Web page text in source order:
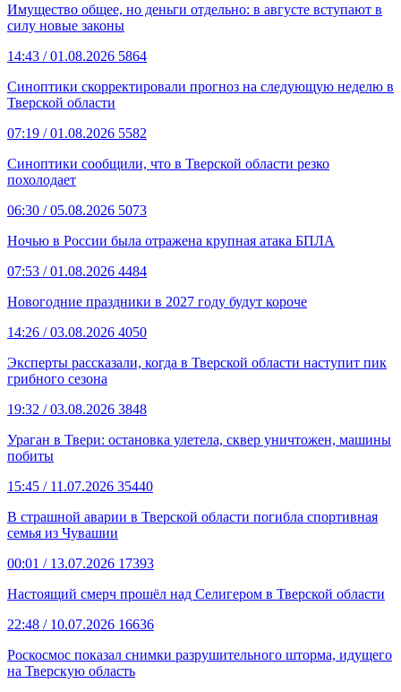
Имущество общее, но деньги отдельно: в августе вступают в
силу новые законы
14:43 / 01.08.2026 5864
Синоптики скорректировали прогноз на следующую неделю в
Тверской области
07:19 / 01.08.2026 5582
Синоптики сообщили, что в Тверской области резко
похолодает
06:30 / 05.08.2026 5073
Ночью в России была отражена крупная атака БПЛА
07:53 / 01.08.2026 4484
Новогодние праздники в 2027 году будут короче
14:26 / 03.08.2026 4050
Эксперты рассказали, когда в Тверской области наступит пик
грибного сезона
19:32 / 03.08.2026 3848
Ураган в Твери: остановка улетела, сквер уничтожен, машины
побиты
15:45 / 11.07.2026 35440
В страшной аварии в Тверской области погибла спортивная
семья из Чувашии
00:01 / 13.07.2026 17393
Настоящий смерч прошёл над Селигером в Тверской области
22:48 / 10.07.2026 16636
Роскосмос показал снимки разрушительного шторма, идущего
на Тверскую область